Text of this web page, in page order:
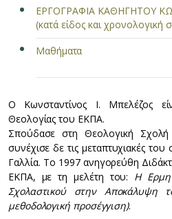
ΕΡΓΟΓΡΑΦΙΑ ΚΑΘΗΓΗΤΟΥ
(κατά είδος και χρονολογική
Μαθήματα
Ο Κωνσταντίνος Ι. Μπελέζος
Θεολογίας του ΕΚΠΑ.
Σπούδασε στη Θεολογική Σχολή
συνέχισε δε τις μεταπτυχιακές
Γαλλία. Το 1997 ανηγορεύθη
ΕΚΠΑ, με τη μελέτη του: Η
Σχολαστικού στην Αποκάλυψη
μεθοδολογική προσέγγιση).